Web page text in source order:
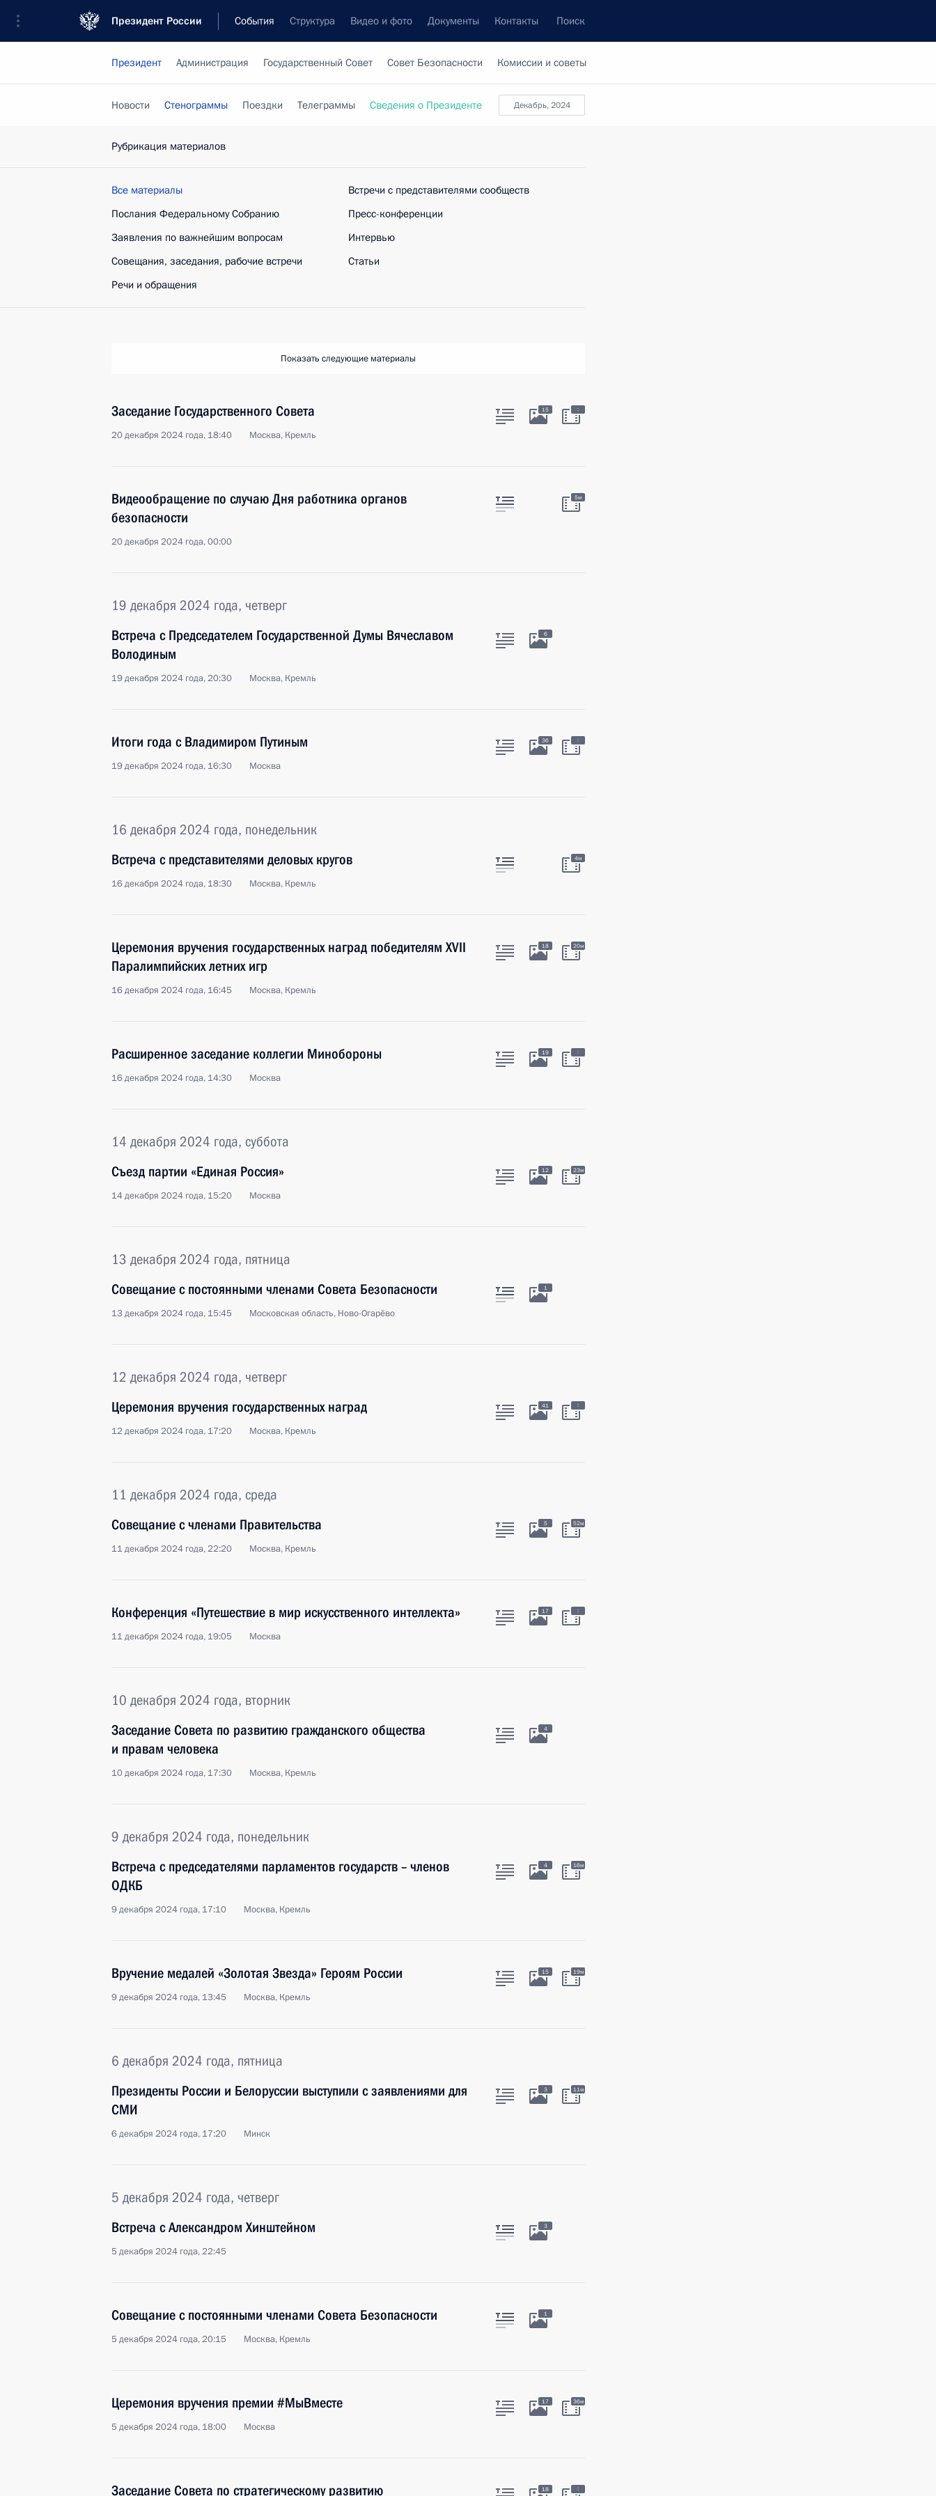
Президент России События Структура Видео и фото Документы Контакты Поиск
Президент Администрация Государственный Совет Совет Безопасности Комиссии и советы
декабрь, 2024
Новости Стенограммы Поездки Телеграммы Сведения о Президенте
Рубрикация материалов
Все материалы
Послания Федеральному Собранию
Заявления по важнейшим вопросам
Совещания, заседания, рабочие встречи
Речи и обращения
Встречи с представителями сообществ
Пресс-конференции
Интервью
Статьи
Показать следующие материалы
Заседание Государственного Совета
20 декабря 2024 года, 18:40 Москва, Кремль
15 :
Видеообращение по случаю Дня работника органов
безопасности
20 декабря 2024 года, 00:00
5м
19 декабря 2024 года, четверг
Встреча с Председателем Государственной Думы Вячеславом
Володиным
19 декабря 2024 года, 20:30 Москва, Кремль
6
Итоги года с Владимиром Путиным
19 декабря 2024 года, 16:30 Москва
36 :
16 декабря 2024 года, понедельник
Встреча с представителями деловых кругов
16 декабря 2024 года, 18:30 Москва, Кремль
4м
Церемония вручения государственных наград победителям ХVII
Паралимпийских летних игр
16 декабря 2024 года, 16:45 Москва, Кремль
18 20м
Расширенное заседание коллегии Минобороны
16 декабря 2024 года, 14:30 Москва
19 :
14 декабря 2024 года, суббота
Съезд партии «Единая Россия»
14 декабря 2024 года, 15:20 Москва
12 23м
13 декабря 2024 года, пятница
Совещание с постоянными членами Совета Безопасности
13 декабря 2024 года, 15:45 Московская область, Ново-Огарёво
1
12 декабря 2024 года, четверг
Церемония вручения государственных наград
12 декабря 2024 года, 17:20 Москва, Кремль
41 :
11 декабря 2024 года, среда
Совещание с членами Правительства
11 декабря 2024 года, 22:20 Москва, Кремль
5 52м
Конференция «Путешествие в мир искусственного интеллекта»
11 декабря 2024 года, 19:05 Москва
17 :
10 декабря 2024 года, вторник
Заседание Совета по развитию гражданского общества
и правам человека
10 декабря 2024 года, 17:30 Москва, Кремль
4
9 декабря 2024 года, понедельник
Встреча с председателями парламентов государств – членов
ОДКБ
9 декабря 2024 года, 17:10 Москва, Кремль
4 16м
Вручение медалей «Золотая Звезда» Героям России
9 декабря 2024 года, 13:45 Москва, Кремль
15 19м
6 декабря 2024 года, пятница
Президенты России и Белоруссии выступили с заявлениями для
СМИ
6 декабря 2024 года, 17:20 Минск
3 11м
5 декабря 2024 года, четверг
Встреча с Александром Хинштейном
5 декабря 2024 года, 22:45
3
Совещание с постоянными членами Совета Безопасности
5 декабря 2024 года, 20:15 Москва, Кремль
1
Церемония вручения премии #МыВместе
5 декабря 2024 года, 18:00 Москва
17 36м
Заседание Совета по стратегическому развитию 18 :